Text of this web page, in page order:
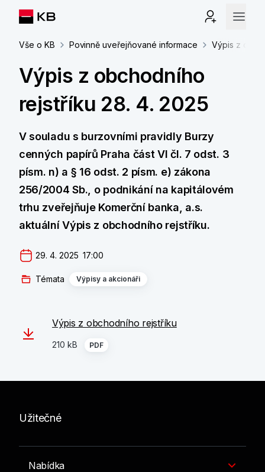
Vše o KB Povinně uveřejňované informace Výpis z
Výpis z obchodního
rejstříku 28. 4. 2025
V souladu s burzovními pravidly Burzy
cenných papírů Praha část VI čl. 7 odst. 3
písm. n) a § 16 odst. 2 písm. e) zákona
256/2004 Sb., o podnikání na kapitálovém
trhu zveřejňuje Komerční banka, a.s.
aktuální Výpis z obchodního rejstříku.
29. 4. 2025  17:00
Témata Výpisy a akcionáři
Výpis z obchodního rejstříku
210 kB PDF
Užitečné
Nabídka